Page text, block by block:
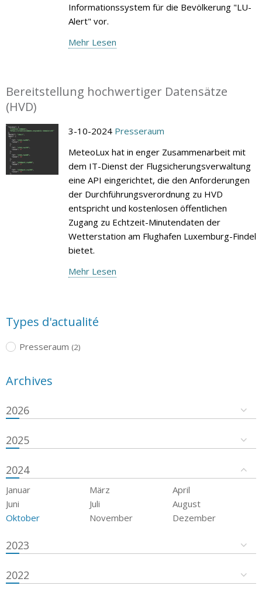
Informationssystem für die Bevölkerung "LU-
Alert" vor.
Mehr Lesen
Bereitstellung hochwertiger Datensätze
(HVD)
3-10-2024 Presseraum
MeteoLux hat in enger Zusammenarbeit mit
dem IT-Dienst der Flugsicherungsverwaltung
eine API eingerichtet, die den Anforderungen
der Durchführungsverordnung zu HVD
entspricht und kostenlosen öffentlichen
Zugang zu Echtzeit-Minutendaten der
Wetterstation am Flughafen Luxemburg-Findel
bietet.
Mehr Lesen
Types d'actualité
Presseraum (2)
Archives
2026
2025
2024
Januar März
April
Juni
Juli
August
Oktober
November Dezember
2023
2022